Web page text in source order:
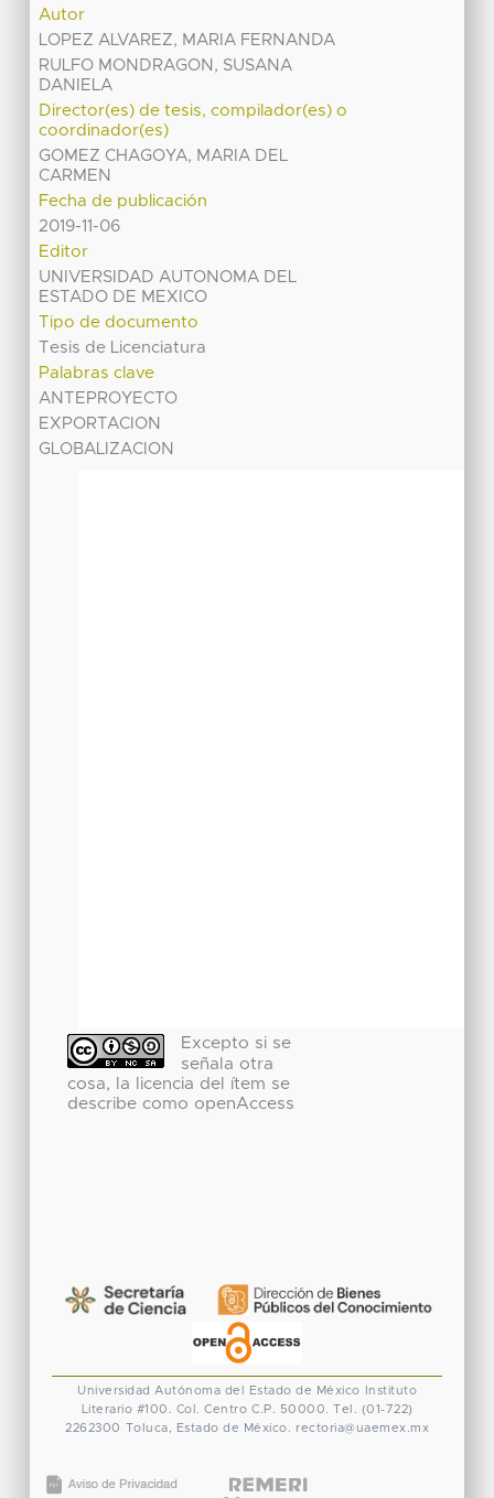
Autor
LOPEZ ALVAREZ, MARIA FERNANDA
RULFO MONDRAGON, SUSANA
DANIELA
Director(es) de tesis, compilador(es) o
coordinador(es)
GOMEZ CHAGOYA, MARIA DEL
CARMEN
Fecha de publicación
2019-11-06
Editor
UNIVERSIDAD AUTONOMA DEL
ESTADO DE MEXICO
Tipo de documento
Tesis de Licenciatura
Palabras clave
ANTEPROYECTO
EXPORTACION
GLOBALIZACION
Excepto si se
señala otra
cosa, la licencia del ítem se
describe como openAccess
Universidad Autónoma del Estado de México
Instituto
Literario #100. Col. Centro C.P. 50000. Tel. (01-722)
2262300 Toluca, Estado de México. rectoria@uaemex.mx